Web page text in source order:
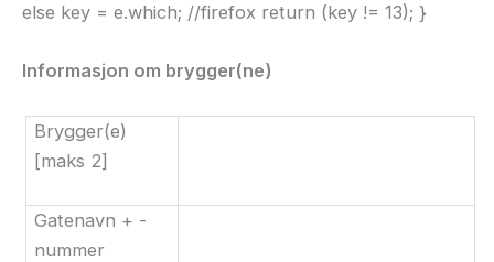
else key = e.which; //firefox return (key != 13); }
Informasjon om brygger(ne)
Brygger(e)
[maks 2]
Gatenavn + -
nummer